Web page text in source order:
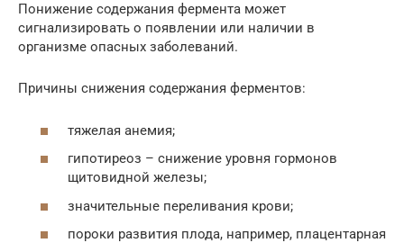
Понижение содержания фермента может
сигнализировать о появлении или наличии в
организме опасных заболеваний.
Причины снижения содержания ферментов:
тяжелая анемия;
гипотиреоз – снижение уровня гормонов
щитовидной железы;
значительные переливания крови;
пороки развития плода, например, плацентарная